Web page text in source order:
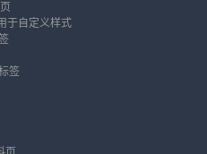
自定义样式
签